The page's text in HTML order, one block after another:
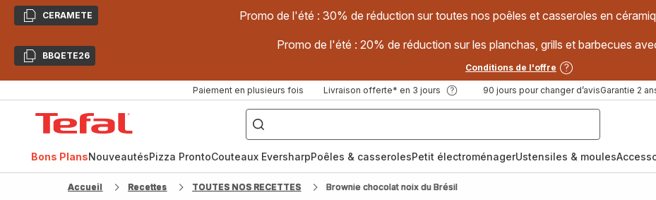
CopierCERAMETE Promo de l'été : 30% de réduction sur toutes nos poêles et casseroles en
CopierBBQETE26
Promo de l'été : 20% de réduction sur les planchas, grills et barbecues
Conditions de l'offre
Paiement en plusieurs fois Livraison offerte* en 3 jours 90 jours pour changer d’avisGarantie 2
["Poêles
inox,
Cake
Factory,
Bons PlansNouveautésPizza ProntoCouteaux EversharpPoêles & casserolesPetit électroménagerUstensiles & moules
Accueil Recettes TOUTES NOS RECETTES Brownie chocolat noix du Brésil